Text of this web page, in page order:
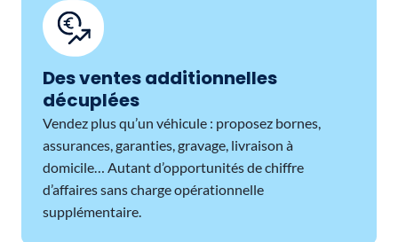
Des ventes additionnelles
décuplées
Vendez plus qu’un véhicule : proposez bornes,
assurances, garanties, gravage, livraison à
domicile… Autant d’opportunités de chiffre
d’affaires sans charge opérationnelle
supplémentaire.